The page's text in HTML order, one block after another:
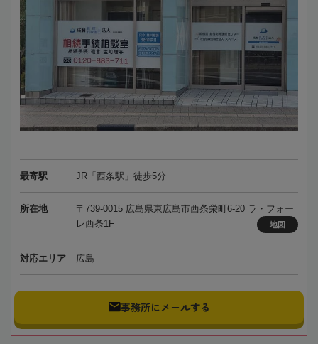
最寄駅 JR「西条駅」徒歩5分
所在地
〒739-0015 広島県東広島市西条栄町6-20 ラ・フォー
レ西条1F
地図
対応エリア 広島
事務所にメールする